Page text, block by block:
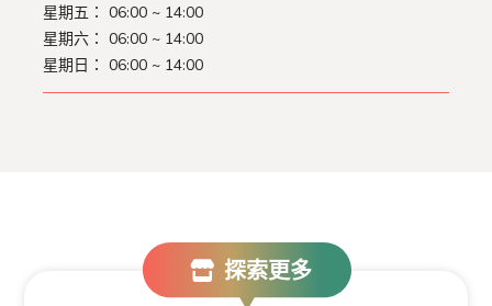
星期五： 06:00 ~ 14:00
星期六： 06:00 ~ 14:00
星期日： 06:00 ~ 14:00
探索更多